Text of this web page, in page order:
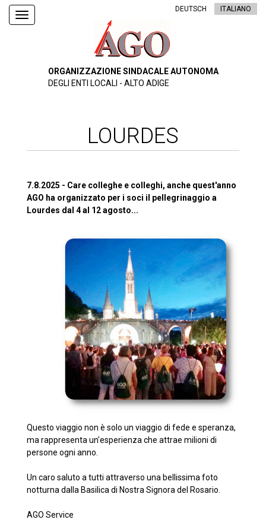
Toggle
DEUTSCH ITALIANO
ORGANIZZAZIONE SINDACALE AUTONOMA
DEGLI ENTI LOCALI - ALTO ADIGE
LOURDES
7.8.2025 - Care colleghe e colleghi, anche quest'anno
AGO ha organizzato per i soci il pellegrinaggio a
Lourdes dal 4 al 12 agosto...
Questo viaggio non è solo un viaggio di fede e speranza,
ma rappresenta un'esperienza che attrae milioni di
persone ogni anno.
Un caro saluto a tutti attraverso una bellissima foto
notturna dalla Basilica di Nostra Signora del Rosario.
AGO Service